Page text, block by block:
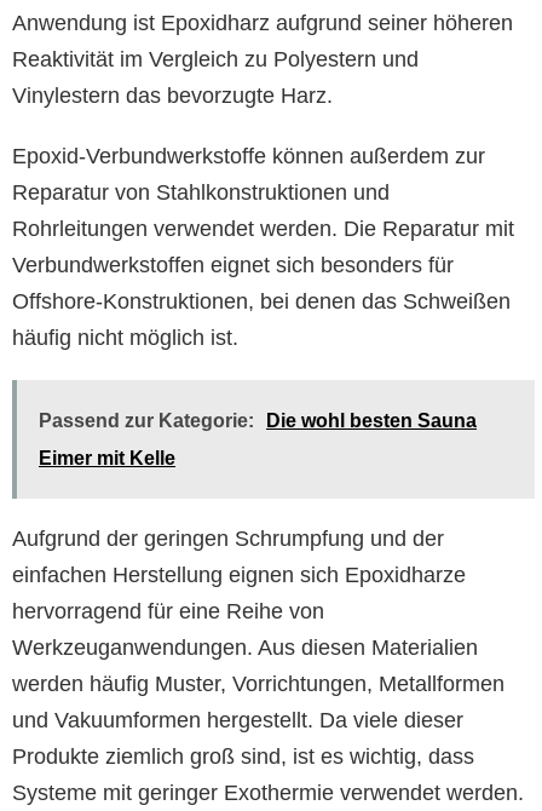
Anwendung ist Epoxidharz aufgrund seiner höheren
Reaktivität im Vergleich zu Polyestern und
Vinylestern das bevorzugte Harz.
Epoxid-Verbundwerkstoffe können außerdem zur
Reparatur von Stahlkonstruktionen und
Rohrleitungen verwendet werden. Die Reparatur mit
Verbundwerkstoffen eignet sich besonders für
Offshore-Konstruktionen, bei denen das Schweißen
häufig nicht möglich ist.
Passend zur Kategorie:
Die wohl besten Sauna
Eimer mit Kelle
Aufgrund der geringen Schrumpfung und der
einfachen Herstellung eignen sich Epoxidharze
hervorragend für eine Reihe von
Werkzeuganwendungen. Aus diesen Materialien
werden häufig Muster, Vorrichtungen, Metallformen
und Vakuumformen hergestellt. Da viele dieser
Produkte ziemlich groß sind, ist es wichtig, dass
Systeme mit geringer Exothermie verwendet werden.